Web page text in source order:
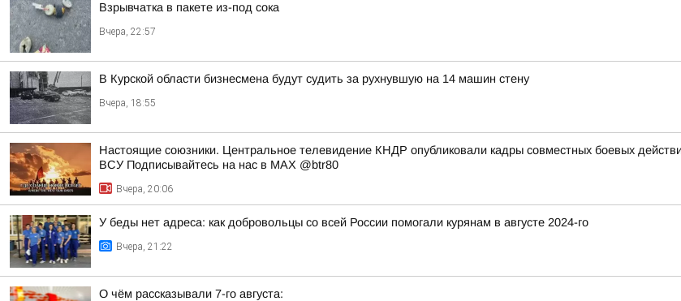
Взрывчатка в пакете из-под сока
Вчера, 22:57
В Курской области бизнесмена будут судить за рухнувшую на 14 машин стену
Вчера, 18:55
Настоящие союзники. Центральное телевидение КНДР опубликовали кадры совместных боевых
ВСУ Подписывайтесь на нас в MAX @btr80
Вчера, 20:06
У беды нет адреса: как добровольцы со всей России помогали курянам в августе 2024-го
Вчера, 21:22
О чём рассказывали 7-го августа: